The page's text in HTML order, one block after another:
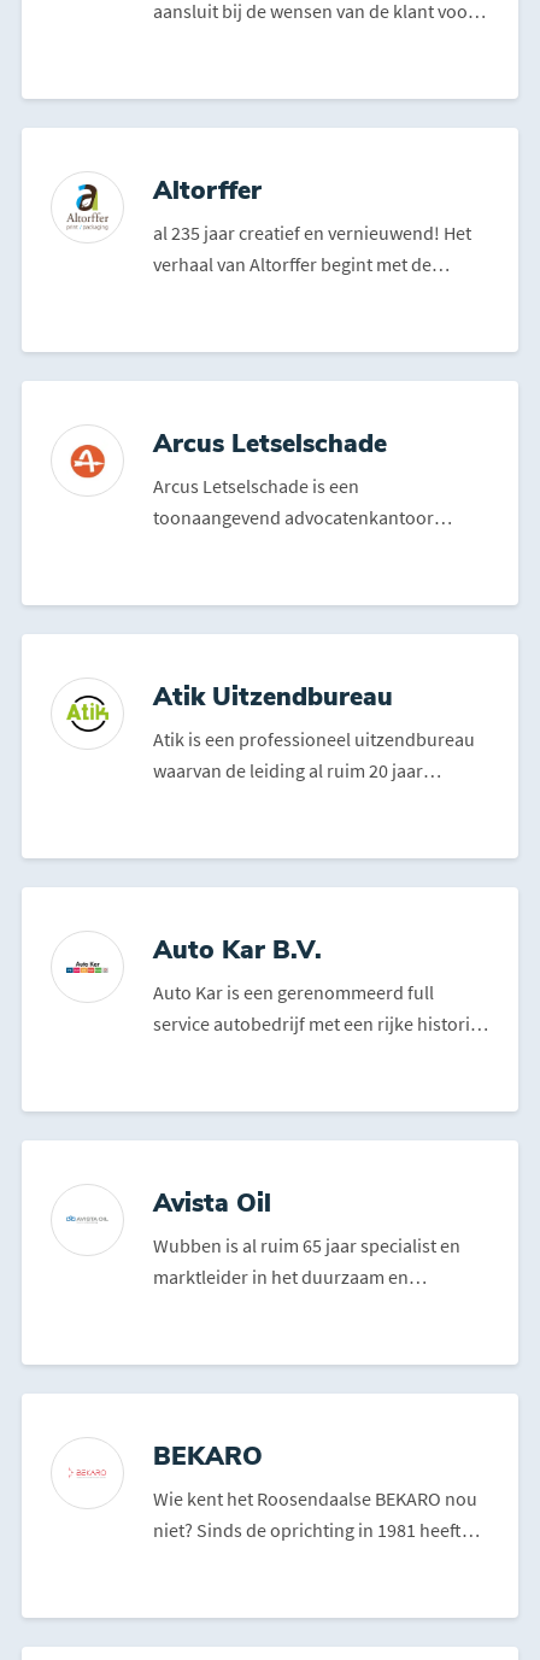
aansluit bij de wensen van de klant voor
Altorffer
al 235 jaar creatief en vernieuwend! Het
verhaal van Altorffer begint met de
Arcus Letselschade
Arcus Letselschade is een
toonaangevend advocatenkantoor
Atik Uitzendbureau
Atik is een professioneel uitzendbureau
waarvan de leiding al ruim 20 jaar
Auto Kar B.V.
Auto Kar is een gerenommeerd full
service autobedrijf met een rijke historie
Avista Oil
Wubben is al ruim 65 jaar specialist en
marktleider in het duurzaam en
BEKARO
Wie kent het Roosendaalse BEKARO nou
niet? Sinds de oprichting in 1981 heeft